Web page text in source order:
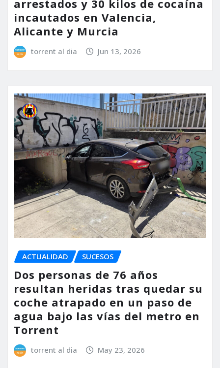
arrestados y 30 kilos de cocaína
incautados en Valencia,
Alicante y Murcia
torrent al dia Jun 13, 2026
ACTUALIDAD SUCESOS
Dos personas de 76 años
resultan heridas tras quedar su
coche atrapado en un paso de
agua bajo las vías del metro en
Torrent
torrent al dia May 23, 2026